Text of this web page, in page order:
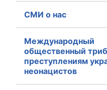
СМИ о нас
Международный
общественный
преступлениям
неонацистов